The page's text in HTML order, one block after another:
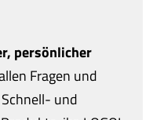
persönlicher
Fragen und
und